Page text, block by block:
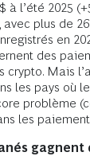
à l’été 2025
avec plus de
en
des
crypto. Mais
les pays où
problème
les
gagnent